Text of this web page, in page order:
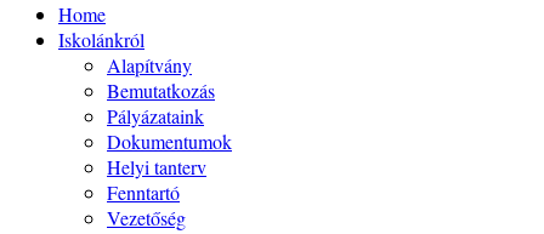
Home
Iskolánkról
Alapítvány
Bemutatkozás
Pályázataink
Dokumentumok
Helyi tanterv
Fenntartó
Vezetőség